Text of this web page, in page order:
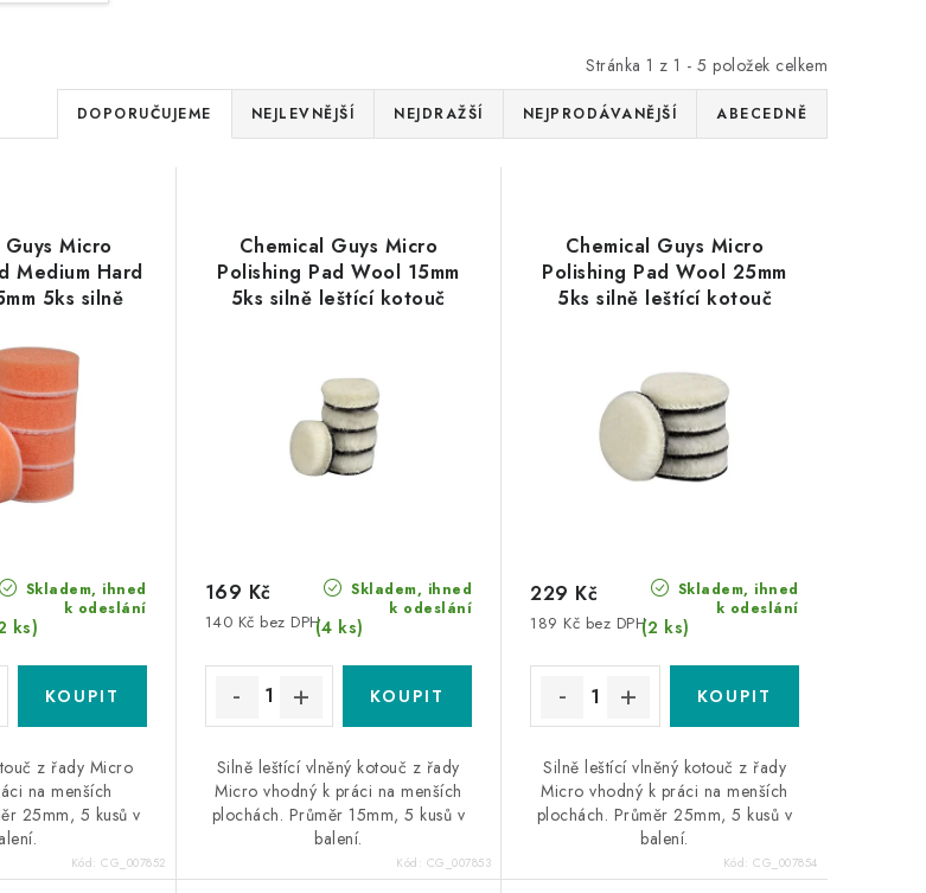
Stránka 1 z 1 - 5 položek celkem
Ř
a
e
n
í
p
r
o
d
k
t
ů
DOPORUČUJEME NEJLEVNĚJŠÍ NEJDRAŽŠÍ NEJPRODÁVANĚJŠÍ ABECEDNĚ
Micro
Medium Hard
5ks silně
Skladem, ihned
k odeslání
ks)
z řady Micro
na menších
25mm, 5 kusů v
Kód:CG_007852
Chemical Guys Micro
Polishing Pad Wool 15mm
5ks silně leštící kotouč
Skladem, ihned
k odeslání
(4 ks)
140 Kč bez DPH
169 Kč
Silně leštící vlněný kotouč z řady
Micro vhodný k práci na menších
plochách. Průměr 15mm, 5 kusů v
balení.
Kód: CG_007853
Chemical Guys Micro
Polishing Pad Wool 25mm
5ks silně leštící kotouč
Skladem, ihned
k odeslání
(2 ks)
189 Kč bez DPH
229 Kč
Silně leštící vlněný kotouč z řady
Micro vhodný k práci na menších
plochách. Průměr 25mm, 5 kusů v
balení.
Kód:CG_007854